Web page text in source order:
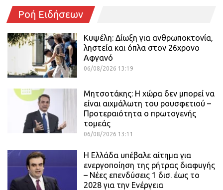
Ροή Ειδήσεων
Κυψέλη: Δίωξη για ανθρωποκτονία,
ληστεία και όπλα στον 26χρονο
Αφγανό
06/08/2026 13:19
Μητσοτάκης: Η χώρα δεν μπορεί να
είναι αιχμάλωτη του ρουσφετιού –
Προτεραιότητα ο πρωτογενής
τομεάς
06/08/2026 13:11
Η Ελλάδα υπέβαλε αίτημα για
ενεργοποίηση της ρήτρας διαφυγής
– Νέες επενδύσεις 1 δισ. έως το
2028 για την Ενέργεια